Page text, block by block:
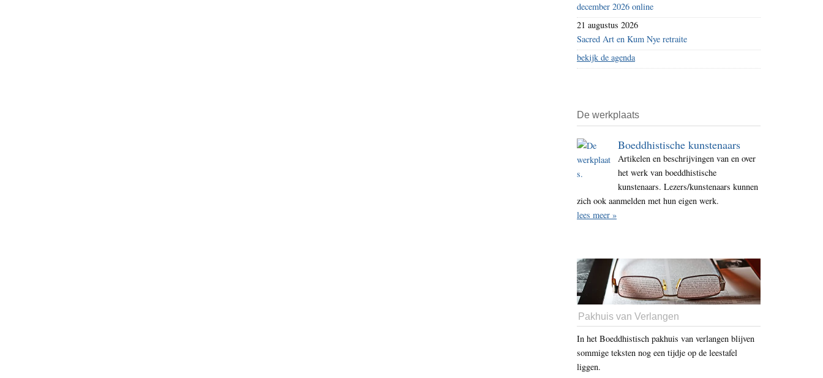
december 2026 online
21 augustus 2026
Sacred Art en Kum Nye retraite
bekijk de agenda
De werkplaats
Boeddhistische kunstenaars
Artikelen en beschrijvingen van en over
het werk van boeddhistische
kunstenaars. Lezers/kunstenaars kunnen
zich ook aanmelden met hun eigen werk.
lees meer »
Pakhuis van Verlangen
In het Boeddhistisch pakhuis van verlangen blijven
sommige teksten nog een tijdje op de leestafel
liggen.